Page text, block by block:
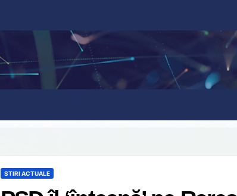
STIRI ACTUALE